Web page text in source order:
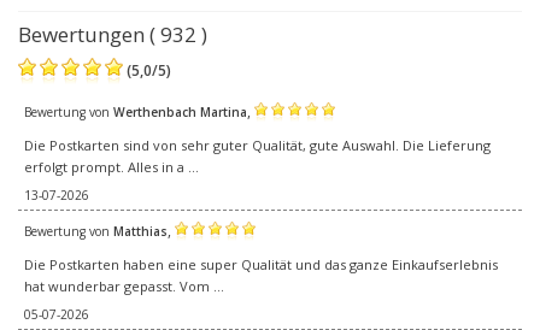
Bewertungen ( 932 )
(5,0/5)
Bewertung von Werthenbach Martina,
Die Postkarten sind von sehr guter Qualität, gute Auswahl. Die Lieferung
erfolgt prompt. Alles in a ...
13-07-2026
Bewertung von Matthias,
Die Postkarten haben eine super Qualität und das ganze Einkaufserlebnis
hat wunderbar gepasst. Vom ...
05-07-2026